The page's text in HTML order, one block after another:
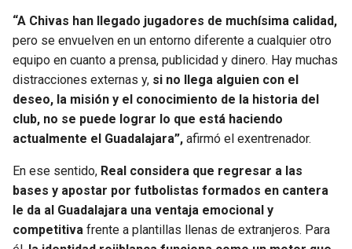
“A Chivas han llegado jugadores de muchísima calidad,
pero se envuelven en un entorno diferente a cualquier otro
equipo en cuanto a prensa, publicidad y dinero. Hay muchas
distracciones externas y, si no llega alguien con el
deseo, la misión y el conocimiento de la historia del
club, no se puede lograr lo que está haciendo
actualmente el Guadalajara”, afirmó el exentrenador.
En ese sentido, Real considera que regresar a las
bases y apostar por futbolistas formados en cantera
le da al Guadalajara una ventaja emocional y
competitiva frente a plantillas llenas de extranjeros. Para